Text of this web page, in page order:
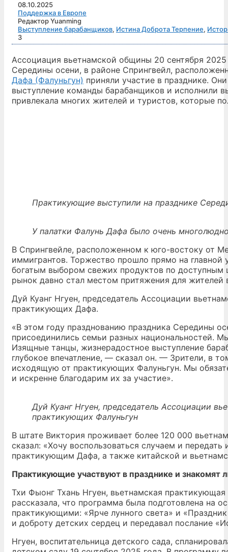
08.10.2025
Поддержка в Европе
Редактор Yuanming
Выступление барабанщиков, Истина Доброта Терпение,
3
Ассоциация вьетнамской общины 20 сентября
Середины осени, в районе Спрингвейл,
Дафа (Фалуньгун) приняли участие в празднике.
выступление команды барабанщиков и исполнили
привлекала многих жителей и туристов, которые
Практикующие выступили на празднике
У палатки Фалунь Дафа было очень
В Спрингвейле, расположенном к юго-востоку от
иммигрантов. Торжество прошло прямо на главной
богатым выбором свежих продуктов по доступным
рынок давно стал местом притяжения для жителей
Дуй Куанг Нгуен, председатель Ассоциации
практикующих Дафа.
«В этом году празднованию праздника Середины
присоединились семьи разных национальностей.
Изящные танцы, жизнерадостное выступление
глубокое впечатление, — сказал он. — Зрители, в
исходящую от практикующих Фалуньгун. Мы
и искренне благодарим их за участие».
Дуй Куанг Нгуен, председатель Ассоциации
практикующих Фалуньгун
В штате Виктория проживает более 120 000
сказал: «Хочу воспользоваться случаем и
практикующим Дафа, а также китайской и
Практикующие участвуют в празднике и знакомят
Тхи Фыонг Тхань Нгуен, вьетнамская
рассказала, что программа была подготовлена на
практикующими: «Ярче лунного света» и
и доброту детских сердец и передавал послание
Нгуен, воспитательница детского сада,